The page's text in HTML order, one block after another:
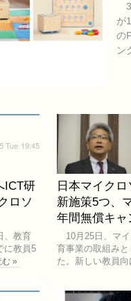
3
が
の
ン
Tue 19:45
ICT研
ロソ
、教育
に教員5
»
日本マイク
新施策5つ、
年間無償キャ
10月25日、マ
育事業の取組み
た。新しい教員